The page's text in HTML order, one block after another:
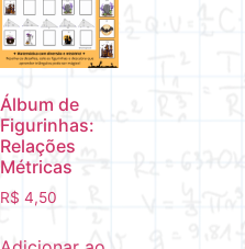
Álbum de
Figurinhas:
Relações
Métricas
R$ 4,50